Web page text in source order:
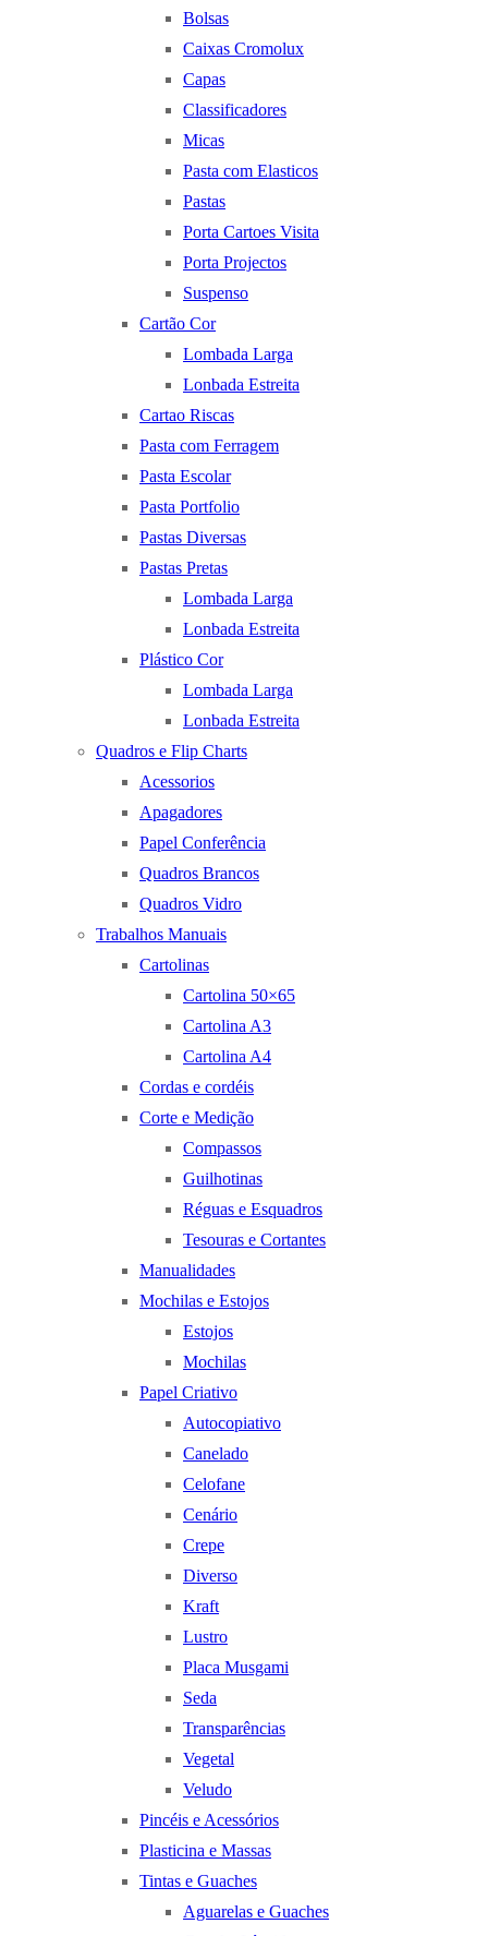
Bolsas
Caixas Cromolux
Capas
Classificadores
Micas
Pasta com Elasticos
Pastas
Porta Cartoes Visita
Porta Projectos
Suspenso
Cartão Cor
Lombada Larga
Lonbada Estreita
Cartao Riscas
Pasta com Ferragem
Pasta Escolar
Pasta Portfolio
Pastas Diversas
Pastas Pretas
Lombada Larga
Lonbada Estreita
Plástico Cor
Lombada Larga
Lonbada Estreita
Quadros e Flip Charts
Acessorios
Apagadores
Papel Conferência
Quadros Brancos
Quadros Vidro
Trabalhos Manuais
Cartolinas
Cartolina 50×65
Cartolina A3
Cartolina A4
Cordas e cordéis
Corte e Medição
Compassos
Guilhotinas
Réguas e Esquadros
Tesouras e Cortantes
Manualidades
Mochilas e Estojos
Estojos
Mochilas
Papel Criativo
Autocopiativo
Canelado
Celofane
Cenário
Crepe
Diverso
Kraft
Lustro
Placa Musgami
Seda
Transparências
Vegetal
Veludo
Pincéis e Acessórios
Plasticina e Massas
Tintas e Guaches
Aguarelas e Guaches